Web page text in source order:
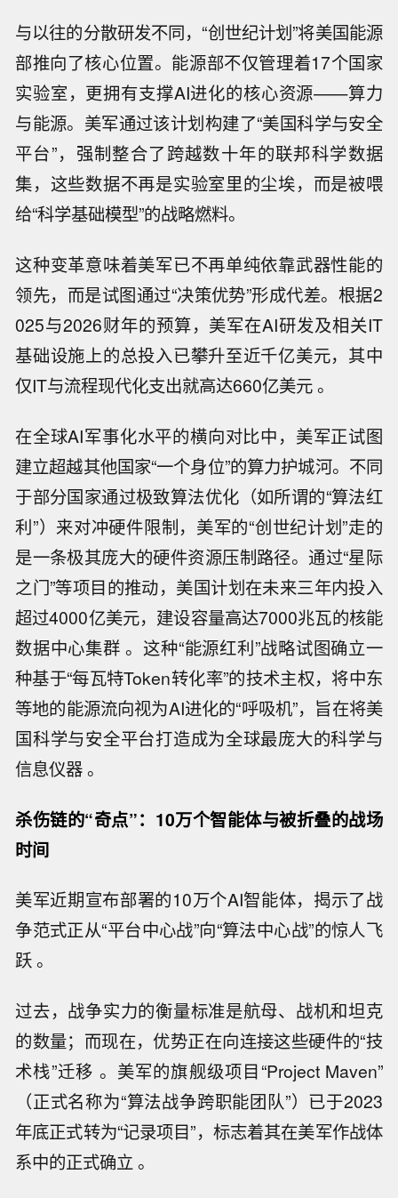
与以往的分散研发不同，“创世纪计划”将美国能源
部推向了核心位置。能源部不仅管理着17个国家
实验室，更拥有支撑AI进化的核心资源——算力
与能源。美军通过该计划构建了“美国科学与安全
平台”，强制整合了跨越数十年的联邦科学数据
集，这些数据不再是实验室里的尘埃，而是被喂
给“科学基础模型”的战略燃料。
这种变革意味着美军已不再单纯依靠武器性能的
领先，而是试图通过“决策优势”形成代差。根据2
025与2026财年的预算，美军在AI研发及相关IT
基础设施上的总投入已攀升至近千亿美元，其中
仅IT与流程现代化支出就高达660亿美元 。
在全球AI军事化水平的横向对比中，美军正试图
建立超越其他国家“一个身位”的算力护城河。不同
于部分国家通过极致算法优化（如所谓的“算法红
利”）来对冲硬件限制，美军的“创世纪计划”走的
是一条极其庞大的硬件资源压制路径。通过“星际
之门”等项目的推动，美国计划在未来三年内投入
超过4000亿美元，建设容量高达7000兆瓦的核能
数据中心集群 。这种“能源红利”战略试图确立一
种基于“每瓦特Token转化率”的技术主权，将中东
等地的能源流向视为AI进化的“呼吸机”，旨在将美
国科学与安全平台打造成为全球最庞大的科学与
信息仪器 。
杀伤链的“奇点”：10万个智能体与被折叠的战场
时间
美军近期宣布部署的10万个AI智能体，揭示了战
争范式正从“平台中心战”向“算法中心战”的惊人飞
跃 。
过去，战争实力的衡量标准是航母、战机和坦克
的数量；而现在，优势正在向连接这些硬件的“技
术栈”迁移 。美军的旗舰级项目“Project Maven”
（正式名称为“算法战争跨职能团队”）已于2023
年底正式转为“记录项目”，标志着其在美军作战体
系中的正式确立 。